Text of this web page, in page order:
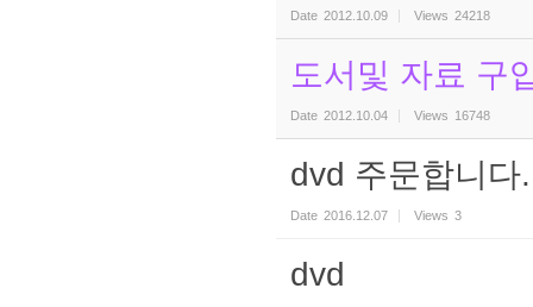
Date 2012.10.09 Views 24218
도서및 자료 구
Date 2012.10.04 Views 16748
dvd 주문합니다.
Date 2016.12.07 Views 3
dvd